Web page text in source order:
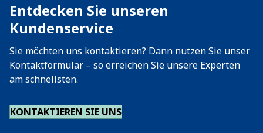
Entdecken Sie unseren
Kundenservice
Sie möchten uns kontaktieren? Dann nutzen Sie unser
Kontaktformular – so erreichen Sie unsere Experten
am schnellsten.
KONTAKTIEREN SIE UNS